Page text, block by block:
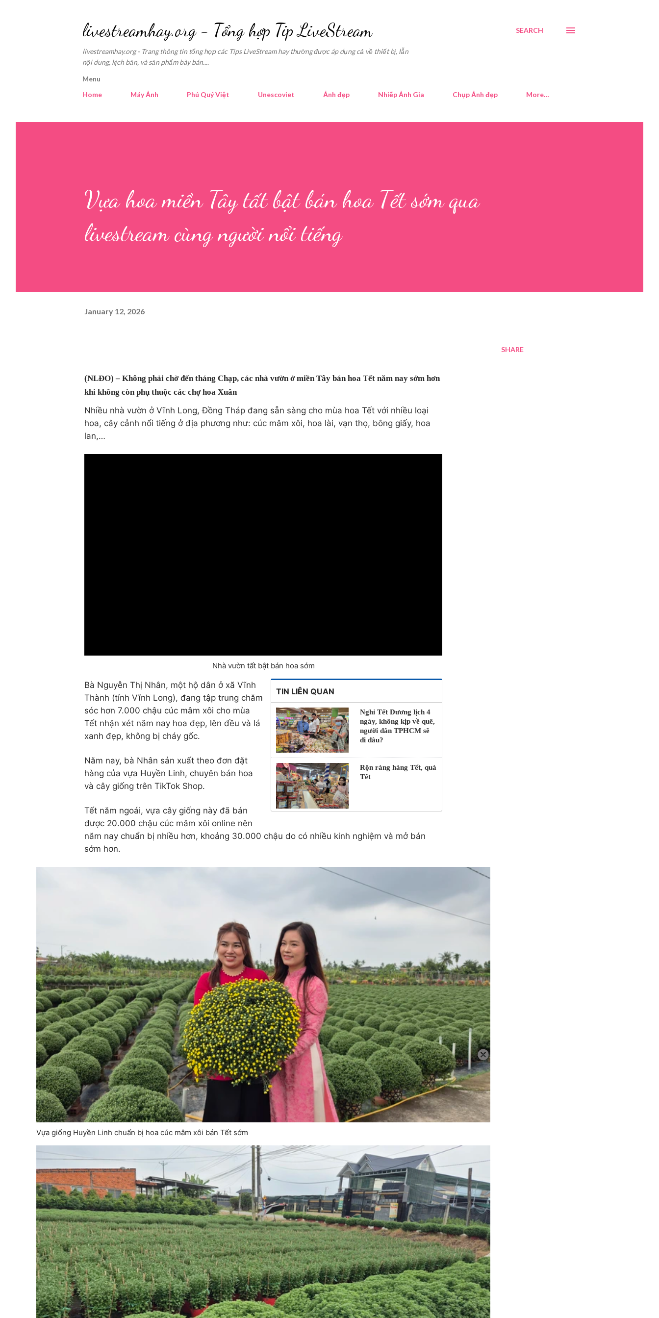
livestreamhay.org - Tổng hợp Tip LiveStream
livestreamhay.org - Trang thông tin tổng hợp các Tips LiveStream hay thường được áp dụng cả về thiết bị, lẫn
nội dung, kịch bản, và sản phẩm bày bán....
SEARCH
Menu
Home
Máy Ảnh Phú Quý Việt Unescoviet Ảnh đẹp Nhiếp Ảnh Gia Chụp Ảnh đẹp More…
Vựa hoa miền Tây tất bật bán hoa Tết sớm qua
livestream cùng người nổi tiếng
January 12, 2026
(NLĐO) – Không phải chờ đến tháng Chạp, các nhà vườn ở miền Tây bán hoa Tết năm nay sớm hơn
khi không còn phụ thuộc các chợ hoa Xuân
Nhiều nhà vườn ở Vĩnh Long, Đồng Tháp đang sẵn sàng cho mùa hoa Tết với nhiều loại
hoa, cây cảnh nổi tiếng ở địa phương như: cúc mâm xôi, hoa lài, vạn thọ, bông giấy, hoa
lan,…
Nhà vườn tất bật bán hoa sớm
TIN LIÊN QUAN
Nghỉ Tết Dương lịch 4
ngày, không kịp về quê,
người dân TPHCM sẽ
đi đâu?
Rộn ràng hàng Tết, quà
Tết
Bà Nguyễn Thị Nhân, một hộ dân ở xã Vĩnh
Thành (tỉnh Vĩnh Long), đang tập trung chăm
sóc hơn 7.000 chậu cúc mâm xôi cho mùa
Tết nhận xét năm nay hoa đẹp, lên đều và lá
xanh đẹp, không bị cháy gốc.
Năm nay, bà Nhân sản xuất theo đơn đặt
hàng của vựa Huyền Linh, chuyên bán hoa
và cây giống trên TikTok Shop.
Tết năm ngoái, vựa cây giống này đã bán
được 20.000 chậu cúc mâm xôi online nên
năm nay chuẩn bị nhiều hơn, khoảng 30.000 chậu do có nhiều kinh nghiệm và mở bán
sớm hơn.
Vựa giống Huyền Linh chuẩn bị hoa cúc mâm xôi bán Tết sớm
SHARE